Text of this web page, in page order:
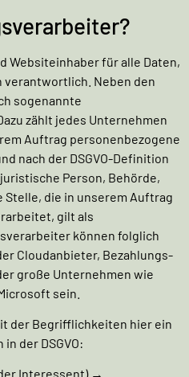
Websiteinhaber für alle Daten,
verantwortlich. Neben den
sogenannte
zählt jedes Unternehmen
Auftrag personenbezogene
nach der DSGVO-Definition
Person, Behörde,
die in unserem Auftrag
gilt als
können folglich
Cloudanbieter, Bezahlungs-
große Unternehmen wie
sein.
der Begrifflichkeiten hier ein
der DSGVO:
Interessent) →